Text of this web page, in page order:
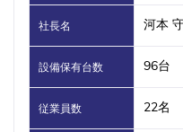
社長名 河本
設備保有台数 96台
従業員数 22名